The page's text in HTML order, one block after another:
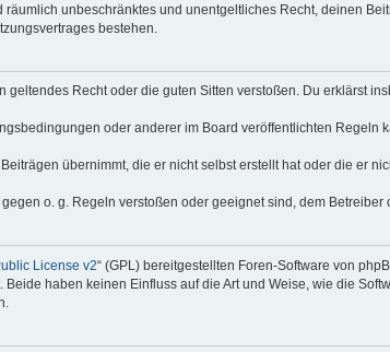
unbeschränktes und unentgeltliches Recht, deinen
bestehen.
Recht oder die guten Sitten verstoßen. Du erklärst
oder anderer im Board veröffentlichten
übernimmt, die er nicht selbst erstellt hat oder die er
o. g. Regeln verstoßen oder geeignet sind, dem
License v2“ (GPL) bereitgestellten Foren-Software von
Beide haben keinen Einfluss auf die Art und Weise, wie die